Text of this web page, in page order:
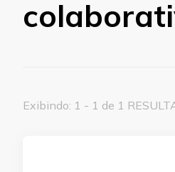
Exibindo: 1 - 1 de 1